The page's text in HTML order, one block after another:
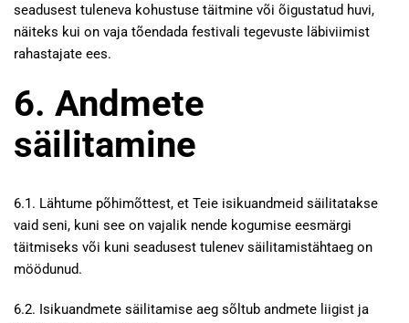
seadusest tuleneva kohustuse täitmine või õigustatud huvi,
näiteks kui on vaja tõendada festivali tegevuste läbiviimist
rahastajate ees.
6. Andmete
säilitamine
6.1. Lähtume põhimõttest, et Teie isikuandmeid säilitatakse
vaid seni, kuni see on vajalik nende kogumise eesmärgi
täitmiseks või kuni seadusest tulenev säilitamistähtaeg on
möödunud.
6.2. Isikuandmete säilitamise aeg sõltub andmete liigist ja